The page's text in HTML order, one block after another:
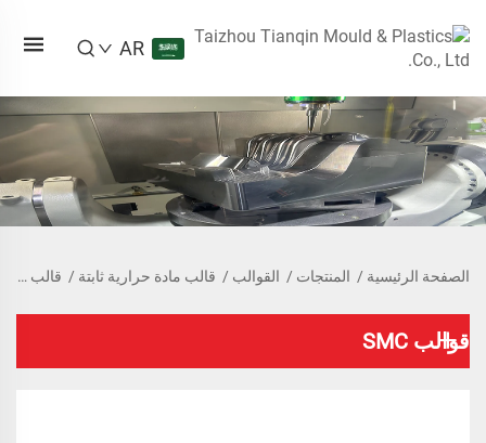
AR
الصفحة الرئيسية/ المنتجات/ القوالب/ قالب مادة حرارية ثابتة/ قالب SMC
قوالب SMC